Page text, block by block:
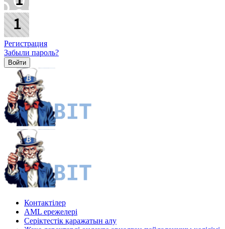
Регистрация
Забыли пароль?
Контактілер
AML ережелері
Серіктестік қаражатын алу